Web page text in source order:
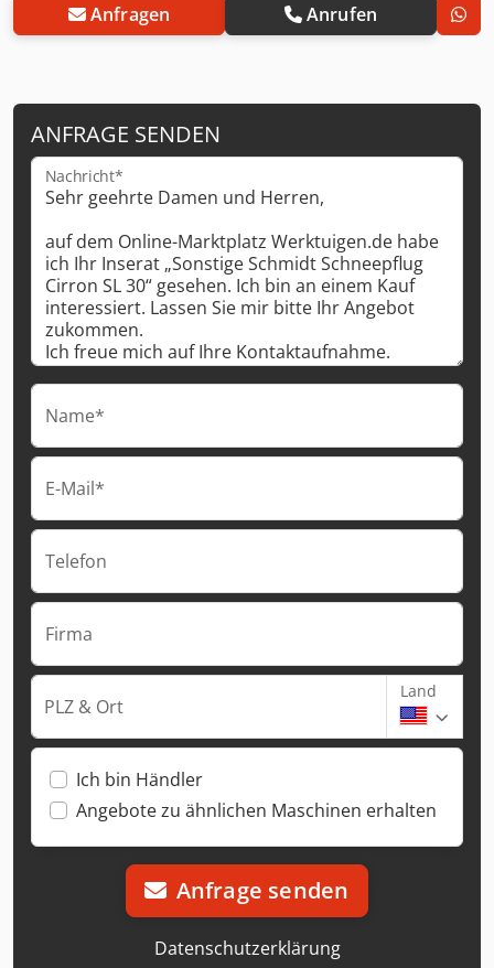
Anfragen Anrufen
ANFRAGE SENDEN
Nachricht*
Name*
E-Mail*
Telefon
Firma
PLZ & Ort
Land
Ich bin Händler
Angebote zu ähnlichen Maschinen erhalten
Anfrage senden
Datenschutzerklärung